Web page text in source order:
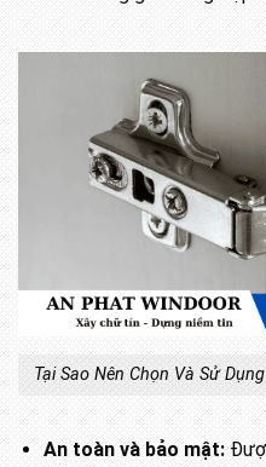
Tại Sao Nên Chọn Và Sử
An toàn và bảo mật: